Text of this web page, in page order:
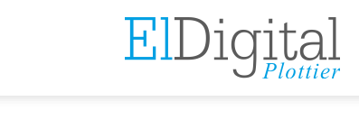
ElDigitalPlottier